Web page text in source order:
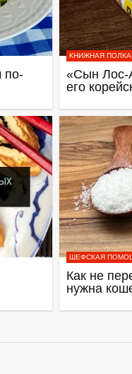
по-
КНИЖНАЯ ПОЛКА
«Сын Лос-
его
ШЕФСКАЯ
Как не
нужна